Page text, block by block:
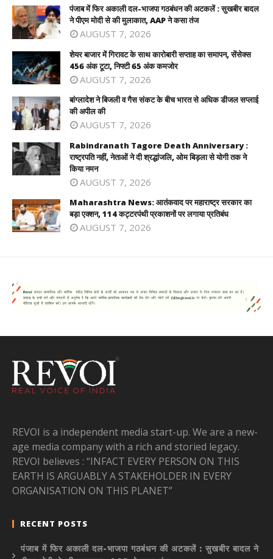
पंजाब में फिर अकाली दल-भाजपा गठबंधन की अटकलें : सुखबीर बादल
ने पीएम मोदी से की मुलाकात, AAP ने कसा तंज
AUGUST 7, 2026
शेयर बाजार में गिरावट के साथ कारोबारी सप्ताह का समापन, सेंसेक्स
456 अंक टूटा, निफ्टी 65 अंक कमजोर
AUGUST 7, 2026
बांग्लादेश ने बिजली व गैस संकट के बीच भारत से अधिक डीजल सप्लाई
की अपील की
AUGUST 7, 2026
Rabindranath Tagore Death Anniversary :
राष्ट्रपति नहीं, नेताओं ने दी श्रद्धांजलि, ओम बिड़ला से योगी तक ने
किया नमन
AUGUST 7, 2026
Maharashtra News: आतंकवाद पर महाराष्ट्र सरकार का
बड़ा एक्शन, 114 कट्टरपंथी प्रकाशनों पर लगाया प्रतिबंध
AUGUST 7, 2026
REVOI is a independent media start-up. We are a new-
age media company with a rich and storied legacy.
REVOI believes : “INFACT EVERY PERSON ON THIS
EARTH IS ARGUABLY A STAKEHOLDER IN EVERY
ORGANISATION ON THIS PLANET”
RECENT POSTS
पंजाब में फिर अकाली दल-भाजपा गठबंधन की अटकलें : सुखबीर बादल ने